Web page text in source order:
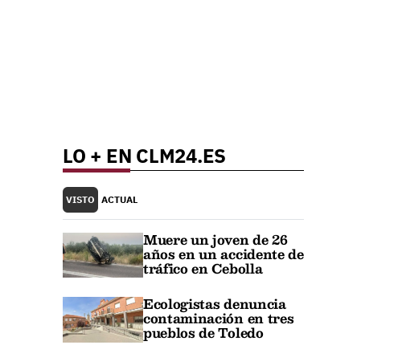
LO + EN CLM24.ES
VISTO ACTUAL
Muere un joven de 26
años en un accidente de
tráfico en Cebolla
Ecologistas denuncia
contaminación en tres
pueblos de Toledo